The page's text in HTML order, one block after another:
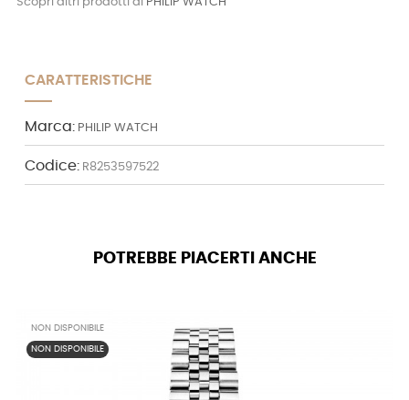
Scopri altri prodotti di PHILIP WATCH
CARATTERISTICHE
Marca: PHILIP WATCH
Codice: R8253597522
POTREBBE PIACERTI ANCHE
NON DISPONIBILE
NON DISPONIBILE